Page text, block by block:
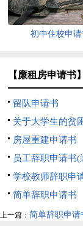
初中住校申
【廉租房申请书
留队申请书
关于大学生的贫
房屋重建申请书
员工辞职申请书(
学校教师辞职申
简单辞职申请书
上一篇： 简单辞职申请